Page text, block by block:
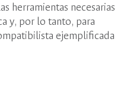
herramientas necesarias
y, por lo tanto, para
ejemplificada